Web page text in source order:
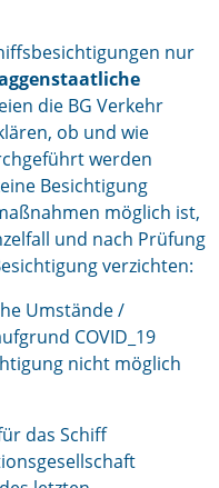
nur
die BG Verkehr
ob und wie
werden
Besichtigung
möglich ist,
und nach Prüfung
verzichten:
Umstände /
COVID_19
nicht möglich
das Schiff